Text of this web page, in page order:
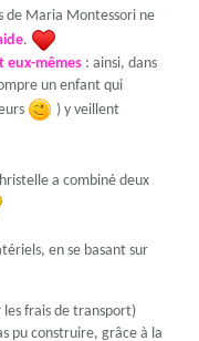
de Maria Montessori ne
.
eux-mêmes : ainsi, dans
un enfant qui
) y veillent
a combiné deux
en se basant sur
frais de transport)
pu construire, grâce à la